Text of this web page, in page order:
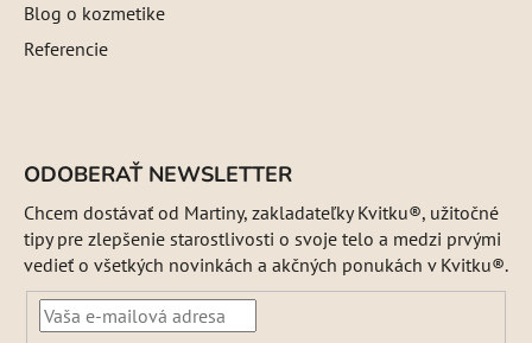
Blog o kozmetike
Referencie
ODOBERAŤ NEWSLETTER
Chcem dostávať od Martiny, zakladateľky Kvitku®, užitočné
tipy pre zlepšenie starostlivosti o svoje telo a medzi prvými
vedieť o všetkých novinkách a akčných ponukách v Kvitku®.